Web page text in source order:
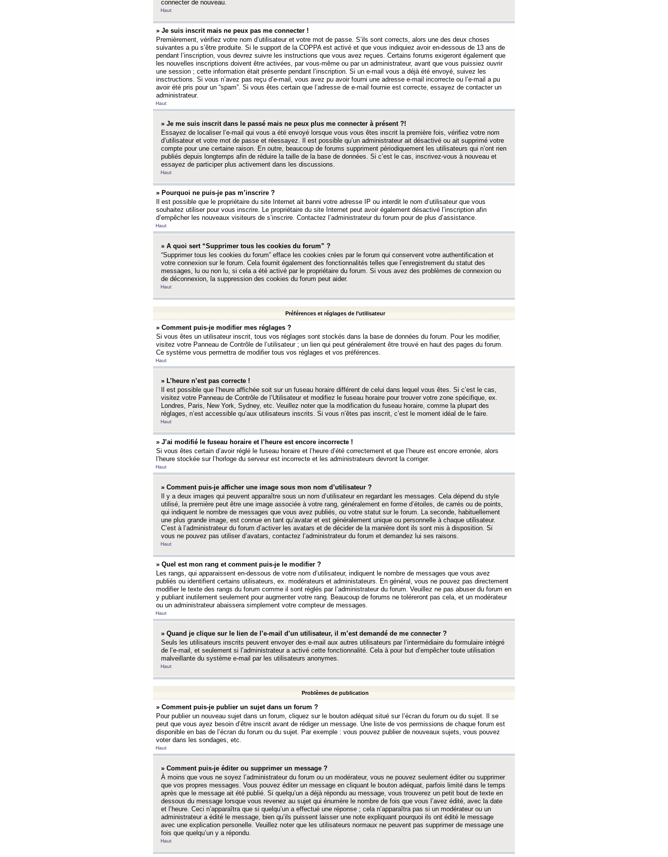
connecter de nouveau.
Haut
» Je suis inscrit mais ne peux pas me connecter !
Premièrement, vérifiez votre nom d’utilisateur et votre mot de passe. S’ils sont corrects, alors une des deux choses
suivantes a pu s’être produite. Si le support de la COPPA est activé et que vous indiquiez avoir en-dessous de 13 ans de
pendant l’inscription, vous devrez suivre les instructions que vous avez reçues. Certains forums exigeront également que
les nouvelles inscriptions doivent être activées, par vous-même ou par un administrateur, avant que vous puissiez ouvrir
une session ; cette information était présente pendant l’inscription. Si un e-mail vous a déjà été envoyé, suivez les
insctructions. Si vous n’avez pas reçu d’e-mail, vous avez pu avoir fourni une adresse e-mail incorrecte ou l’e-mail a pu
avoir été pris pour un “spam”. Si vous êtes certain que l’adresse de e-mail fournie est correcte, essayez de contacter un
administrateur.
Haut
» Je me suis inscrit dans le passé mais ne peux plus me connecter à présent ?!
Essayez de localiser l’e-mail qui vous a été envoyé lorsque vous vous êtes inscrit la première fois, vérifiez votre nom
d’utilisateur et votre mot de passe et réessayez. Il est possible qu’un administrateur ait désactivé ou ait supprimé votre
compte pour une certaine raison. En outre, beaucoup de forums suppriment périodiquement les utilisateurs qui n’ont rien
publiés depuis longtemps afin de réduire la taille de la base de données. Si c’est le cas, inscrivez-vous à nouveau et
essayez de participer plus activement dans les discussions.
Haut
» Pourquoi ne puis-je pas m’inscrire ?
Il est possible que le propriétaire du site Internet ait banni votre adresse IP ou interdit le nom d’utilisateur que vous
souhaitez utiliser pour vous inscrire. Le propriétaire du site Internet peut avoir également désactivé l’inscription afin
d’empêcher les nouveaux visiteurs de s’inscrire. Contactez l’administrateur du forum pour de plus d’assistance.
Haut
» A quoi sert “Supprimer tous les cookies du forum” ?
“Supprimer tous les cookies du forum” efface les cookies crées par le forum qui conservent votre authentification et
votre connexion sur le forum. Cela fournit également des fonctionnalités telles que l’enregistrement du statut des
messages, lu ou non lu, si cela a été activé par le propriétaire du forum. Si vous avez des problèmes de connexion ou
de déconnexion, la suppression des cookies du forum peut aider.
Haut
Préférences et réglages de l’utilisateur
» Comment puis-je modifier mes réglages ?
Si vous êtes un utilisateur inscrit, tous vos réglages sont stockés dans la base de données du forum. Pour les modifier,
visitez votre Panneau de Contrôle de l’utilisateur ; un lien qui peut généralement être trouvé en haut des pages du forum.
Ce système vous permettra de modifier tous vos réglages et vos préférences.
Haut
» L’heure n’est pas correcte !
Il est possible que l’heure affichée soit sur un fuseau horaire différent de celui dans lequel vous êtes. Si c’est le cas,
visitez votre Panneau de Contrôle de l’Utilisateur et modifiez le fuseau horaire pour trouver votre zone spécifique, ex.
Londres, Paris, New York, Sydney, etc. Veuillez noter que la modification du fuseau horaire, comme la plupart des
réglages, n’est accessible qu’aux utilisateurs inscrits. Si vous n’êtes pas inscrit, c’est le moment idéal de le faire.
Haut
» J’ai modifié le fuseau horaire et l’heure est encore incorrecte !
Si vous êtes certain d’avoir réglé le fuseau horaire et l’heure d’été correctement et que l’heure est encore erronée, alors
l’heure stockée sur l’horloge du serveur est incorrecte et les administrateurs devront la corriger.
Haut
» Comment puis-je afficher une image sous mon nom d’utilisateur ?
Il y a deux images qui peuvent apparaître sous un nom d’utilisateur en regardant les messages. Cela dépend du style
utilisé, la première peut être une image associée à votre rang, généralement en forme d’étoiles, de carrés ou de points,
qui indiquent le nombre de messages que vous avez publiés, ou votre statut sur le forum. La seconde, habituellement
une plus grande image, est connue en tant qu’avatar et est généralement unique ou personnelle à chaque utilisateur.
C’est à l’administrateur du forum d’activer les avatars et de décider de la manière dont ils sont mis à disposition. Si
vous ne pouvez pas utiliser d’avatars, contactez l’administrateur du forum et demandez lui ses raisons.
Haut
» Quel est mon rang et comment puis-je le modifier ?
Les rangs, qui apparaissent en-dessous de votre nom d’utilisateur, indiquent le nombre de messages que vous avez
publiés ou identifient certains utilisateurs, ex. modérateurs et administateurs. En général, vous ne pouvez pas directement
modifier le texte des rangs du forum comme il sont réglés par l’administrateur du forum. Veuillez ne pas abuser du forum en
y publiant inutilement seulement pour augmenter votre rang. Beaucoup de forums ne toléreront pas cela, et un modérateur
ou un administrateur abaissera simplement votre compteur de messages.
Haut
» Quand je clique sur le lien de l’e-mail d’un utilisateur, il m’est demandé de me connecter ?
Seuls les utilisateurs inscrits peuvent envoyer des e-mail aux autres utilisateurs par l’intermédiaire du formulaire intégré
de l’e-mail, et seulement si l’administrateur a activé cette fonctionnalité. Cela à pour but d’empêcher toute utilisation
malveillante du système e-mail par les utilisateurs anonymes.
Haut
Problèmes de publication
» Comment puis-je publier un sujet dans un forum ?
Pour publier un nouveau sujet dans un forum, cliquez sur le bouton adéquat situé sur l’écran du forum ou du sujet. Il se
peut que vous ayez besoin d’être inscrit avant de rédiger un message. Une liste de vos permissions de chaque forum est
disponible en bas de l’écran du forum ou du sujet. Par exemple : vous pouvez publier de nouveaux sujets, vous pouvez
voter dans les sondages, etc.
Haut
» Comment puis-je éditer ou supprimer un message ?
À moins que vous ne soyez l’administrateur du forum ou un modérateur, vous ne pouvez seulement éditer ou supprimer
que vos propres messages. Vous pouvez éditer un message en cliquant le bouton adéquat, parfois limité dans le temps
après que le message ait été publié. Si quelqu’un a déjà répondu au message, vous trouverez un petit bout de texte en
dessous du message lorsque vous revenez au sujet qui énumère le nombre de fois que vous l’avez édité, avec la date
et l’heure. Ceci n’apparaîtra que si quelqu’un a effectué une réponse ; cela n’apparaîtra pas si un modérateur ou un
administrateur a édité le message, bien qu’ils puissent laisser une note expliquant pourquoi ils ont édité le message
avec une explication personelle. Veuillez noter que les utilisateurs normaux ne peuvent pas supprimer de message une
fois que quelqu’un y a répondu.
Haut